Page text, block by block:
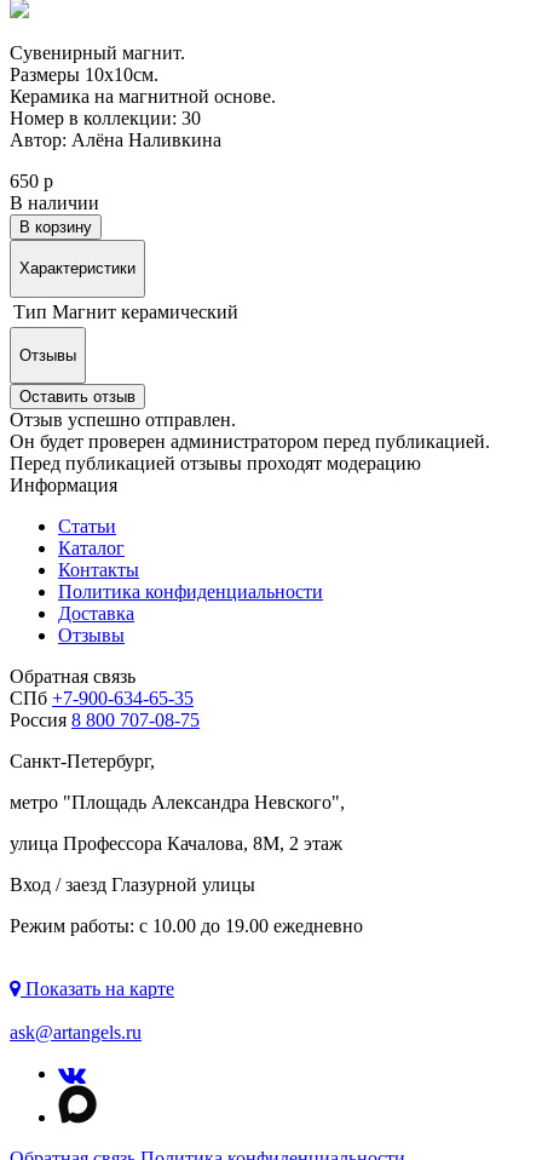
Сувенирный магнит.
Размеры 10х10см.
Керамика на магнитной основе.
Номер в коллекции: 30
Автор: Алёна Наливкина
650 р
В наличии
В корзину
Характеристики
Тип Магнит керамический
Отзывы
Оставить отзыв
Отзыв успешно отправлен.
Он будет проверен администратором перед публикацией.
Перед публикацией отзывы проходят модерацию
Информация
Статьи
Каталог
Контакты
Политика конфиденциальности
Доставка
Отзывы
Обратная связь
СПб +7-900-634-65-35
Россия 8 800 707-08-75
Санкт-Петербург,
метро "Площадь Александра Невского",
улица Профессора Качалова, 8М, 2 этаж
Вход / заезд Глазурной улицы
Режим работы: с 10.00 до 19.00 ежедневно
Показать на карте
ask@artangels.ru